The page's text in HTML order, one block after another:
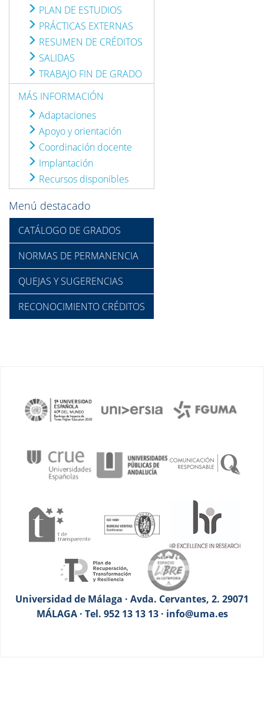
PLAN DE ESTUDIOS
PRÁCTICAS EXTERNAS
RESUMEN DE CRÉDITOS
SALIDAS
TRABAJO FIN DE GRADO
MÁS INFORMACIÓN
Adaptaciones
Apoyo y orientación
Coordinación docente
Implantación
Recursos disponibles
Menú destacado
CATÁLOGO DE GRADOS
NORMAS DE PERMANENCIA
QUEJAS Y SUGERENCIAS
RECONOCIMIENTO CRÉDITOS
Universidad de Málaga · Avda. Cervantes, 2. 29071
MÁLAGA · Tel. 952 13 13 13 · info@uma.es